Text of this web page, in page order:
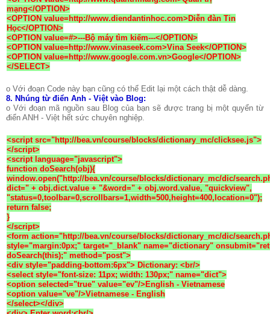
mạng</OPTION>
<OPTION value=http://www.diendantinhoc.com>Diễn đàn Tin
Học</OPTION>
<OPTION value=#>---Bộ máy tìm kiếm---</OPTION>
<OPTION value=http://www.vinaseek.com>Vina Seek</OPTION>
<OPTION value=http://www.google.com.vn>Google</OPTION>
</SELECT>
o Với đoạn Code này bạn cũng có thể Edit lại một cách thật dễ dàng.
8. Nhúng từ điển Anh - Việt vào Blog:
o Với đoạn mã nguồn sau Blog của bạn sẽ được trang bị một quyển từ
điển ANH - Việt hết sức chuyên nghiệp.
<script src="http://bea.vn/course/blocks/dictionary_mc/clicksee.js">
</script>
<script language="javascript">
function doSearch(obj){
window.open("http://bea.vn/course/blocks/dictionary_mc/dic/
dict=" + obj.dict.value + "&word=" + obj.word.value, "quickview",
"status=0,toolbar=0,scrollbars=1,width=500,height=400,location=0");
return false;
}
</script>
<form action="http://bea.vn/course/blocks/dictionary_mc/dic/
style="margin:0px;" target="_blank" name="dictionary"
doSearch(this);" method="post">
<div style="padding-bottom:6px"> Dictionary: <br/>
<select style="font-size: 11px; width: 130px;" name="dict">
<option selected="true" value="ev"/>English - Vietnamese
<option value="ve"/>Vietnamese - English
</select></div>